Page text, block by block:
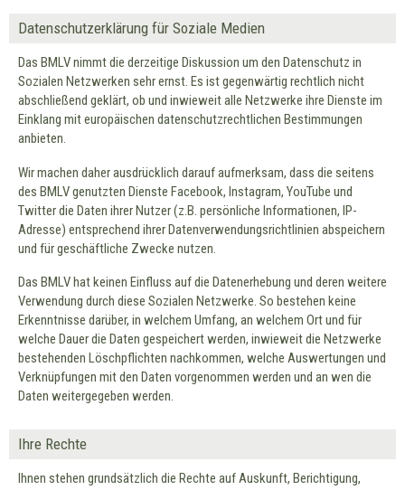
Datenschutzerklärung für Soziale Medien
Das BMLV nimmt die derzeitige Diskussion um den Datenschutz in
Sozialen Netzwerken sehr ernst. Es ist gegenwärtig rechtlich nicht
abschließend geklärt, ob und inwieweit alle Netzwerke ihre Dienste im
Einklang mit europäischen datenschutzrechtlichen Bestimmungen
anbieten.
Wir machen daher ausdrücklich darauf aufmerksam, dass die seitens
des BMLV genutzten Dienste Facebook, Instagram, YouTube und
Twitter die Daten ihrer Nutzer (z.B. persönliche Informationen, IP-
Adresse) entsprechend ihrer Datenverwendungsrichtlinien abspeichern
und für geschäftliche Zwecke nutzen.
Das BMLV hat keinen Einfluss auf die Datenerhebung und deren weitere
Verwendung durch diese Sozialen Netzwerke. So bestehen keine
Erkenntnisse darüber, in welchem Umfang, an welchem Ort und für
welche Dauer die Daten gespeichert werden, inwieweit die Netzwerke
bestehenden Löschpflichten nachkommen, welche Auswertungen und
Verknüpfungen mit den Daten vorgenommen werden und an wen die
Daten weitergegeben werden.
Ihre Rechte
Ihnen stehen grundsätzlich die Rechte auf Auskunft, Berichtigung,